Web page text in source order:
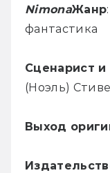
NimonaЖанр
фантастика
Сценарист
(Ноэль)
Выход